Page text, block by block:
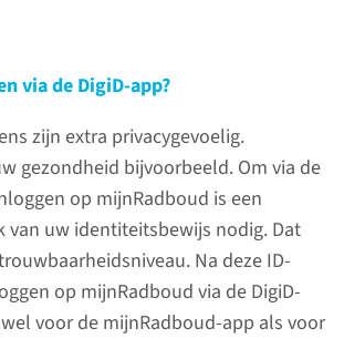
via de DigiD-app?
zijn extra privacygevoelig.
gezondheid bijvoorbeeld. Om via de
op mijnRadboud is een
van uw identiteitsbewijs nodig. Dat
Na deze ID-
op mijnRadboud via de DigiD-
voor de mijnRadboud-app als voor
een vervolgafspraak maken
van onderzoeken
Gewoon vanuit huis met
tablet of
meer